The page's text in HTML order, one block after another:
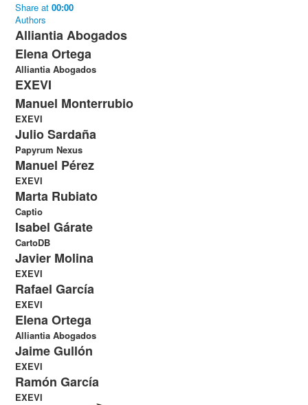
Share at 00:00
Authors
Alliantia Abogados
Elena Ortega
Alliantia Abogados
EXEVI
Manuel Monterrubio
EXEVI
Julio Sardaña
Papyrum Nexus
Manuel Pérez
EXEVI
Marta Rubiato
Captio
Isabel Gárate
CartoDB
Javier Molina
EXEVI
Rafael García
EXEVI
Elena Ortega
Alliantia Abogados
Jaime Gullón
EXEVI
Ramón García
EXEVI